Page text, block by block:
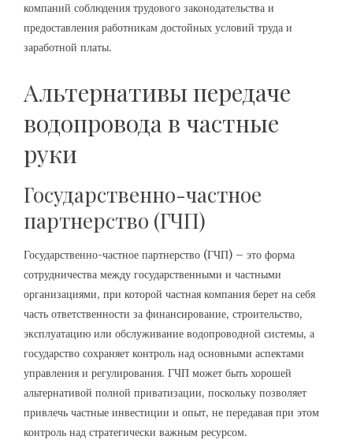
компаний соблюдения трудового законодательства и
предоставления работникам достойных условий труда и
заработной платы.
Альтернативы передаче
водопровода в частные
руки
Государственно-частное
партнерство (ГЧП)
Государственно-частное партнерство (ГЧП) – это форма
сотрудничества между государственными и частными
организациями, при которой частная компания берет на себя
часть ответственности за финансирование, строительство,
эксплуатацию или обслуживание водопроводной системы, а
государство сохраняет контроль над основными аспектами
управления и регулирования. ГЧП может быть хорошей
альтернативой полной приватизации, поскольку позволяет
привлечь частные инвестиции и опыт, не передавая при этом
контроль над стратегически важным ресурсом.